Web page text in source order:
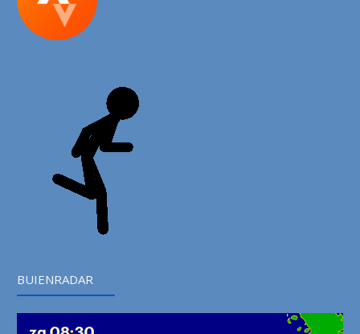
BUIENRADAR